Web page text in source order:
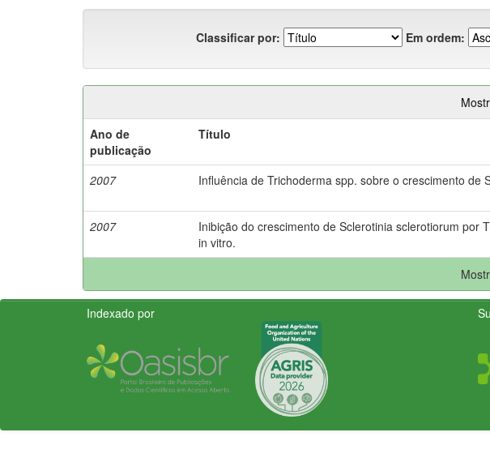
Classificar por: Em ordem:
Ano de
publicação
Título
2007 Influência de Trichoderma spp. sobre o crescimento de
2007
Inibição do crescimento de Sclerotinia sclerotiorum por
in vitro.
Indexado por